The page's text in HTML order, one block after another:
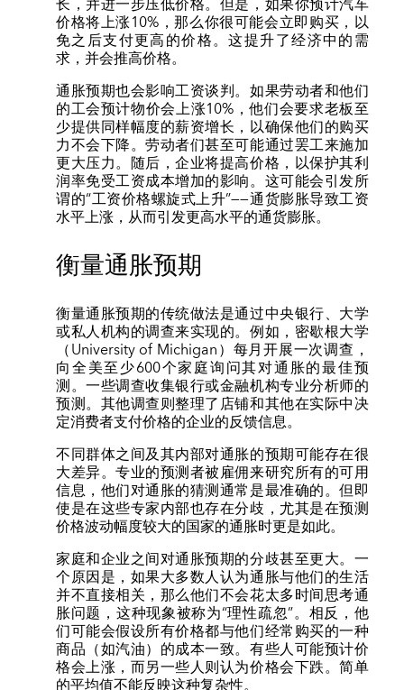
价格将上涨10%，那么你很可能会立即购买，以
免之后支付更高的价格。这提升了经济中的需
求，并会推高价格。
通胀预期也会影响工资谈判。如果劳动者和他们
的工会预计物价会上涨10%，他们会要求老板至
少提供同样幅度的薪资增长，以确保他们的购买
力不会下降。劳动者们甚至可能通过罢工来施加
更大压力。随后，企业将提高价格，以保护其利
润率免受工资成本增加的影响。这可能会引发所
谓的“工资价格螺旋式上升”——通货膨胀导致工资
水平上涨，从而引发更高水平的通货膨胀。
衡量通胀预期
衡量通胀预期的传统做法是通过中央银行、大学
或私人机构的调查来实现的。例如，密歇根大学
（University of Michigan）每月开展一次调查，
向全美至少600个家庭询问其对通胀的最佳预
测。一些调查收集银行或金融机构专业分析师的
预测。其他调查则整理了店铺和其他在实际中决
定消费者支付价格的企业的反馈信息。
不同群体之间及其内部对通胀的预期可能存在很
大差异。专业的预测者被雇佣来研究所有的可用
信息，他们对通胀的猜测通常是最准确的。但即
使是在这些专家内部也存在分歧，尤其是在预测
价格波动幅度较大的国家的通胀时更是如此。
家庭和企业之间对通胀预期的分歧甚至更大。一
个原因是，如果大多数人认为通胀与他们的生活
并不直接相关，那么他们不会花太多时间思考通
胀问题，这种现象被称为“理性疏忽”。相反，他
们可能会假设所有价格都与他们经常购买的一种
商品（如汽油）的成本一致。有些人可能预计价
格会上涨，而另一些人则认为价格会下跌。简单